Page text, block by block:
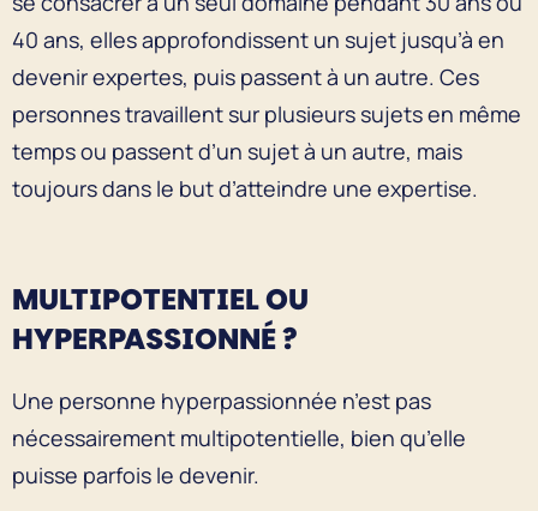
40 ans, elles approfondissent un sujet jusqu’à en
devenir expertes, puis passent à un autre. Ces
personnes travaillent sur plusieurs sujets en même
temps ou passent d’un sujet à un autre, mais
toujours dans le but d’atteindre une expertise.
MULTIPOTENTIEL OU
HYPERPASSIONNÉ ?
Une personne hyperpassionnée n’est pas
nécessairement multipotentielle, bien qu’elle
puisse parfois le devenir.